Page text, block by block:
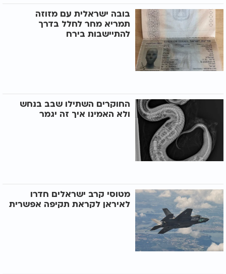
בובה ישראלית עם מזוזה
תמריא מחר לחלל בדרך
להתיישבות בירח
החוקרים השתילו שבב בנחש
ולא האמינו איך זה יגמר
מטוסי קרב ישראלים חדרו
לאיראן לקראת תקיפה אפשרית